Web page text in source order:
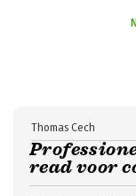
read voor
Thomas Cech